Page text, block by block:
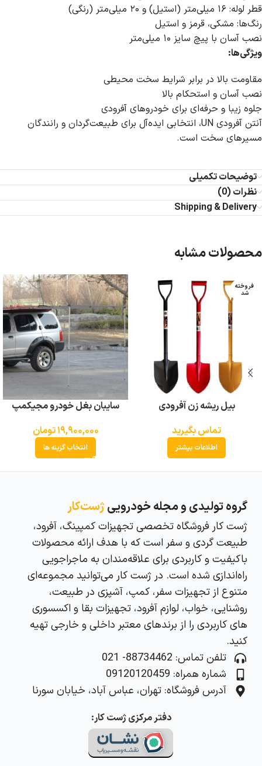
قطر لوله: ۱۶ میلی‌متر (استیل) و ۲۰ میلی‌متر (رنگی)
رنگ‌ها: مشکی، قرمز و استیل
نصب آسان با پیچ سایز ۱۰ میلی‌متر
ویژگی‌ها:
مقاومت بالا در برابر شرایط سخت محیطی
نصب آسان و استحکام بالا
جلوه زیبا و حرفه‌ای برای خودروهای آفرودی
آنتن آفرودی UN، انتخابی ایده‌آل برای طبیعت‌گردان و رانندگان
مسیرهای سخت است.
توضیحات تکمیلی
نظرات (0)
Shipping & Delivery
محصولات مشابه
فروخته
شد
بیل ریشه زن آفرودی
تماس بگیرید
اطلاعات بیشتر
سایبان بغل خودرو مجیکمپ
۱۹,۹۰۰,۰۰۰تومان
انتخاب گزینه ها
گروه تولیدی و مجله خودرویی ژست‌کار
ژست کار فروشگاه تخصصی تجهیزات کمپینگ، آفرود،
طبیعت‌ گردی و سفر است که با هدف ارائه محصولات
باکیفیت و کاربردی برای علاقه‌مندان به ماجراجویی
راه‌اندازی شده است. در ژست کار می‌توانید مجموعه‌ای
متنوع از تجهیزات سفر، کمپ، آشپزی در طبیعت،
روشنایی، خواب، لوازم آفرود، تجهیزات بقا و اکسسوری‌
های کاربردی را از برندهای معتبر داخلی و خارجی تهیه
کنید.
تلفن تماس: 88734462- 021
شماره همراه: 09120120459
آدرس فروشگاه: تهران، عباس آباد، خیابان سورنا
دفتر مرکزی ژست کار: